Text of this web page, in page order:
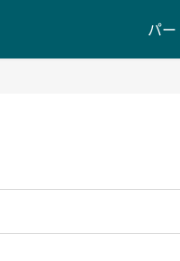
パ